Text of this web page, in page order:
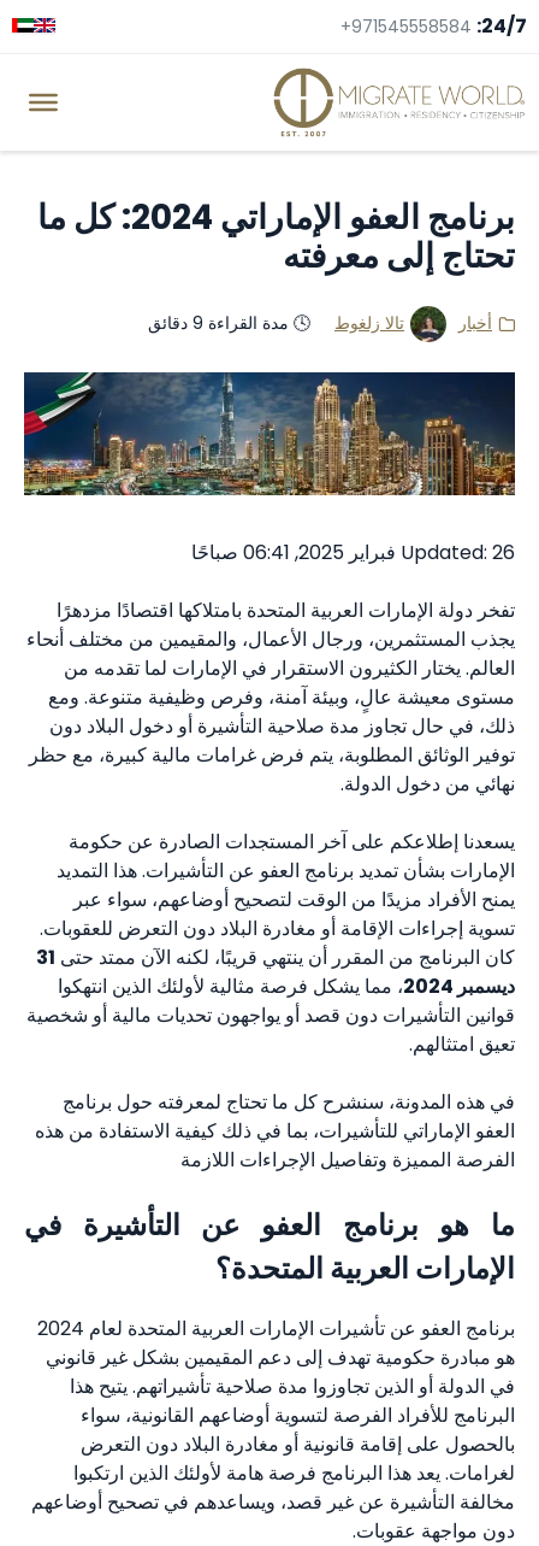
24/7:
+971545558584
برنامج العفو الإماراتي 2024: كل ما
تحتاج إلى معرفته
أخبار تالا زلغوط 🕓 مدة القراءة 9 دقائق
Updated: 26 فبراير 2025, 06:41 صباحًا
تفخر دولة الإمارات العربية المتحدة بامتلاكها اقتصادًا مزدهرًا
يجذب المستثمرين، ورجال الأعمال، والمقيمين من مختلف أنحاء
العالم. يختار الكثيرون الاستقرار في الإمارات لما تقدمه من
مستوى معيشة عالٍ، وبيئة آمنة، وفرص وظيفية متنوعة. ومع
ذلك، في حال تجاوز مدة صلاحية التأشيرة أو دخول البلاد دون
توفير الوثائق المطلوبة، يتم فرض غرامات مالية كبيرة، مع حظر
نهائي من دخول الدولة.
يسعدنا إطلاعكم على آخر المستجدات الصادرة عن حكومة
الإمارات بشأن تمديد برنامج العفو عن التأشيرات. هذا التمديد
يمنح الأفراد مزيدًا من الوقت لتصحيح أوضاعهم، سواء عبر
تسوية إجراءات الإقامة أو مغادرة البلاد دون التعرض للعقوبات.
كان البرنامج من المقرر أن ينتهي قريبًا، لكنه الآن ممتد حتى 31
ديسمبر 2024
، مما يشكل فرصة مثالية لأولئك الذين انتهكوا
قوانين التأشيرات دون قصد أو يواجهون تحديات مالية أو شخصية
تعيق امتثالهم.
في هذه المدونة، سنشرح كل ما تحتاج لمعرفته حول برنامج
العفو الإماراتي للتأشيرات، بما في ذلك كيفية الاستفادة من هذه
الفرصة المميزة وتفاصيل الإجراءات اللازمة
ما هو برنامج العفو عن التأشيرة في
الإمارات العربية المتحدة؟
برنامج العفو عن تأشيرات الإمارات العربية المتحدة لعام 2024
هو مبادرة حكومية تهدف إلى دعم المقيمين بشكل غير قانوني
في الدولة أو الذين تجاوزوا مدة صلاحية تأشيراتهم. يتيح هذا
البرنامج للأفراد الفرصة لتسوية أوضاعهم القانونية، سواء
بالحصول على إقامة قانونية أو مغادرة البلاد دون التعرض
لغرامات. يعد هذا البرنامج فرصة هامة لأولئك الذين ارتكبوا
مخالفة التأشيرة عن غير قصد، ويساعدهم في تصحيح أوضاعهم
دون مواجهة عقوبات.